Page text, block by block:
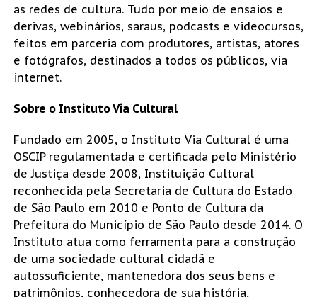
as redes de cultura. Tudo por meio de ensaios e
derivas, webinários, saraus, podcasts e videocursos,
feitos em parceria com produtores, artistas, atores
e fotógrafos, destinados a todos os públicos, via
internet.
Sobre o Instituto Via Cultural
Fundado em 2005, o Instituto Via Cultural é uma
OSCIP regulamentada e certificada pelo Ministério
de Justiça desde 2008, Instituição Cultural
reconhecida pela Secretaria de Cultura do Estado
de São Paulo em 2010 e Ponto de Cultura da
Prefeitura do Município de São Paulo desde 2014. O
Instituto atua como ferramenta para a construção
de uma sociedade cultural cidadã e
autossuficiente, mantenedora dos seus bens e
patrimônios, conhecedora de sua história,